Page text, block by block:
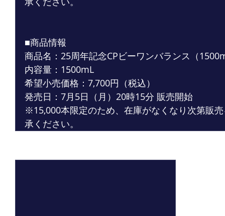
■商品情報
商品名：25周年記念CPビーワンバランス（
内容量：1500mL
希望小売価格：7,700円（税込）
発売日：7月5日（月）20時15分 販売開始
※15,000本限定のため、在庫がなくなり次第販
承ください。